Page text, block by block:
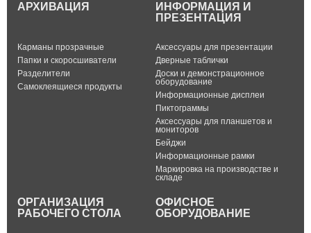
АРХИВАЦИЯ
Карманы прозрачные
Папки и скоросшиватели
Разделители
Самоклеящиеся продукты
ИНФОРМАЦИЯ И
ПРЕЗЕНТАЦИЯ
Аксессуары для презентации
Дверные таблички
Доски и демонстрационное
оборудование
Информационные дисплеи
Пиктограммы
Аксессуары для планшетов и
мониторов
Бейджи
Информационные рамки
Маркировка на производстве и
складе
ОРГАНИЗАЦИЯ
РАБОЧЕГО СТОЛА
ОФИСНОЕ
ОБОРУДОВАНИЕ